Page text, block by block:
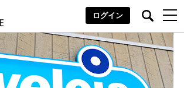
ログイン